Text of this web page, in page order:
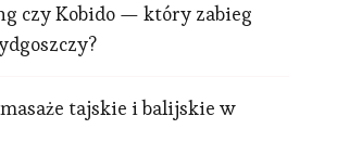
czy Kobido — który zabieg
tajskie i balijskie w